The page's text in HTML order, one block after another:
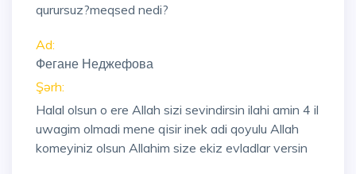
qurursuz?meqsed nedi?
Ad:
Фегане Неджефова
Şərh:
Halal olsun o ere Allah sizi sevindirsin ilahi amin 4 il
uwagim olmadi mene qisir inek adi qoyulu Allah
komeyiniz olsun Allahim size ekiz evladlar versin